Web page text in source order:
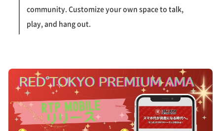
community. Customize your own space to talk,
play, and hang out.